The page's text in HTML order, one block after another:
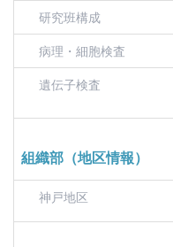
研究班構成
病理・細胞検査
遺伝子検査
組織部（地区情報）
神戸地区